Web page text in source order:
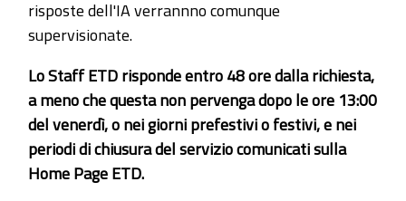
risposte dell'IA verrannno comunque
supervisionate.
Lo Staff ETD risponde entro 48 ore dalla richiesta,
a meno che questa non pervenga dopo le ore 13:00
del venerdì, o nei giorni prefestivi o festivi, e nei
periodi di chiusura del servizio comunicati sulla
Home Page ETD.